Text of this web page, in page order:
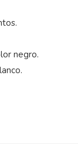
negro.